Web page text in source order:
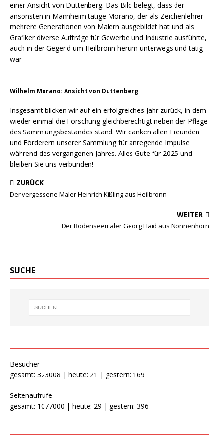
einer Ansicht von Duttenberg. Das Bild belegt, dass der
ansonsten in Mannheim tätige Morano, der als Zeichenlehrer
mehrere Generationen von Malern ausgebildet hat und als
Grafiker diverse Aufträge für Gewerbe und Industrie ausführte,
auch in der Gegend um Heilbronn herum unterwegs und tätig
war.
Wilhelm Morano: Ansicht von Duttenberg
Insgesamt blicken wir auf ein erfolgreiches Jahr zurück, in dem
wieder einmal die Forschung gleichberechtigt neben der Pflege
des Sammlungsbestandes stand. Wir danken allen Freunden
und Förderern unserer Sammlung für anregende Impulse
während des vergangenen Jahres. Alles Gute für 2025 und
bleiben Sie uns verbunden!
ZURÜCK
Der vergessene Maler Heinrich Kißling aus Heilbronn
WEITER
Der Bodenseemaler Georg Haid aus Nonnenhorn
SUCHE
Besucher
gesamt: 323008 | heute: 21 | gestern: 169
Seitenaufrufe
gesamt: 1077000 | heute: 29 | gestern: 396